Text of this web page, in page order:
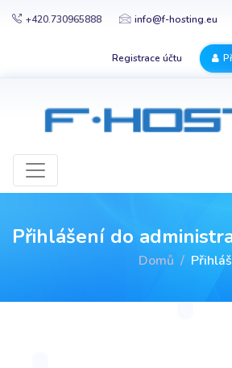
+420.730965888 info@f-hosting.eu
Registrace účtu
Přihlášení do
Domů